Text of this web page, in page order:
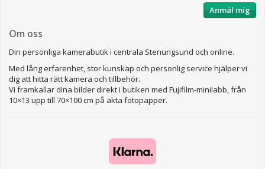
Anmäl mig
Om oss
Din personliga kamerabutik i centrala Stenungsund och online.
Med lång erfarenhet, stor kunskap och personlig service hjälper vi
dig att hitta rätt kamera och tillbehör.
Vi framkallar dina bilder direkt i butiken med Fujifilm-minilabb, från
10×13 upp till 70×100 cm på äkta fotopapper.